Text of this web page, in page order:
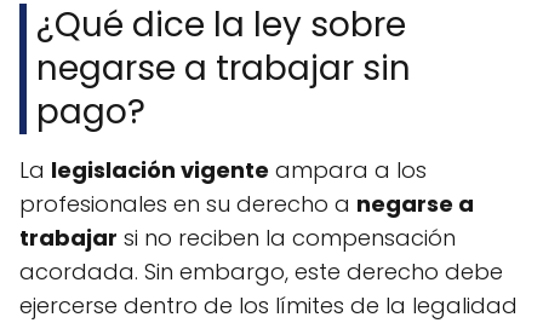
¿Qué dice la ley sobre
negarse a trabajar sin
pago?
La legislación vigente ampara a los
profesionales en su derecho a negarse a
trabajar si no reciben la compensación
acordada. Sin embargo, este derecho debe
ejercerse dentro de los límites de la legalidad